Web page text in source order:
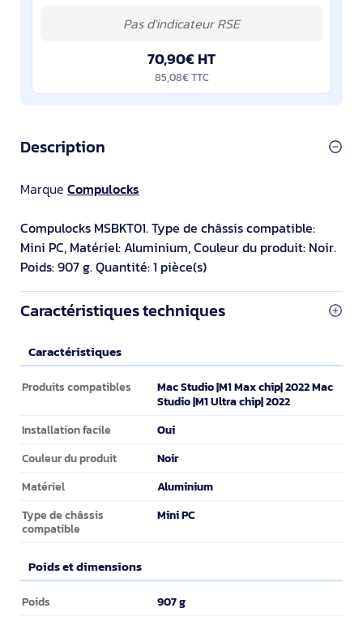
70,90€ HT
85,08€ TTC
Description
Marque Compulocks
Compulocks MSBKT01. Type de châssis compatible:
Mini PC, Matériel: Aluminium, Couleur du produit: Noir.
Poids: 907 g. Quantité: 1 pièce(s)
Caractéristiques techniques
Caractéristiques
Caractéristiques
Produits compatibles
Mac Studio |M1 Max chip| 2022 Mac
Studio |M1 Ultra chip| 2022
Installation facile Oui
Couleur du produit Noir
Matériel Aluminium
Type de châssis
compatible
Mini PC
Poids et dimensions
Poids et dimensions
Poids 907 g